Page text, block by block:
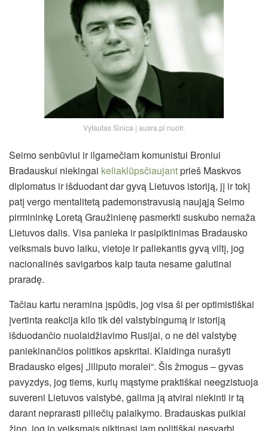
Vytautas Sinica | ausra.pl nuotr.
Seimo senbūviui ir ilgamečiam komunistui Broniui
Bradauskui niekingai keliaklūpsčiaujantprieš Maskvos
diplomatus ir išduodant dar gyvą Lietuvos istoriją, jį ir tokį
patį vergo mentalitetą pademonstravusią naująją Seimo
pirmininkę Loretą Graužinienę pasmerkti suskubo nemaža
Lietuvos dalis. Visa panieka ir pasipiktinimas Bradausko
veiksmais buvo laiku, vietoje ir paliekantis gyvą viltį, jog
nacionalinės savigarbos kaip tauta nesame galutinai
praradę.
Tačiau kartu neramina įspūdis, jog visa ši per optimistiškai
įvertinta reakcija kilo tik dėl valstybingumą ir istoriją
išduodančio nuolaidžiavimo Rusijai, o ne dėl valstybę
paniekinančios politikos apskritai. Klaidinga nurašyti
Bradausko elgesį „liliputo moralei“. Šis žmogus – gyvas
pavyzdys, jog tiems, kurių mąstyme praktiškai neegzistuoja
suvereni Lietuvos valstybė, galima ją atvirai niekinti ir tą
darant neprarasti piliečių palaikymo. Bradauskas puikiai
žino, jog jo veiksmais piktinasi jam politiškai nesvarbi